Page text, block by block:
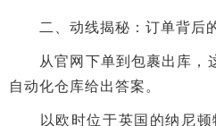
二、动线揭秘：订单背后的
从官网下单到包裹出库，
自动化仓库给出答案。
以欧时位于英国的纳尼顿